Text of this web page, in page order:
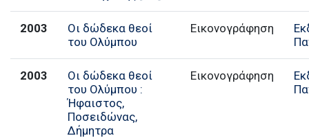
2003
Οι δώδεκα θεοί
του Ολύμπου
Εικονογράφηση
2003
Οι δώδεκα θεοί
του Ολύμπου :
Ήφαιστος,
Ποσειδώνας,
Δήμητρα
Εικονογράφηση